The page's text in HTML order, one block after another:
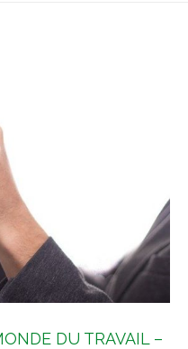
DU TRAVAIL –